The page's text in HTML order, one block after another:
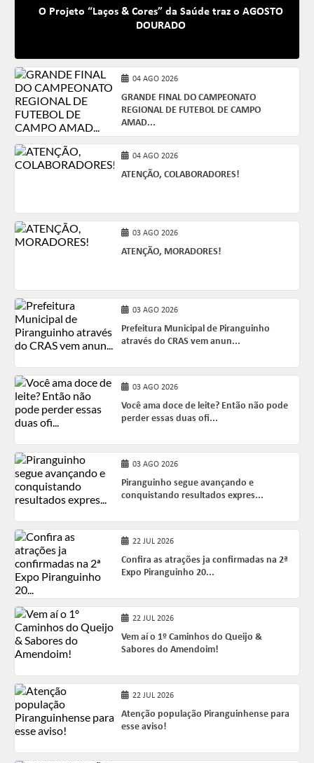
O Projeto “Laços & Cores” da Saúde traz o AGOSTO
DOURADO
04 AGO 2026
GRANDE FINAL DO CAMPEONATO
REGIONAL DE FUTEBOL DE CAMPO
AMAD...
04 AGO 2026
ATENÇÃO, COLABORADORES!
03 AGO 2026
ATENÇÃO, MORADORES!
03 AGO 2026
Prefeitura Municipal de Piranguinho
através do CRAS vem anun...
03 AGO 2026
Você ama doce de leite? Então não pode
perder essas duas ofi...
03 AGO 2026
Piranguinho segue avançando e
conquistando resultados expres...
22 JUL 2026
Confira as atrações ja confirmadas na 2ª
Expo Piranguinho 20...
22 JUL 2026
Vem aí o 1º Caminhos do Queijo &
Sabores do Amendoim!
22 JUL 2026
Atenção população Piranguinhense para
esse aviso!